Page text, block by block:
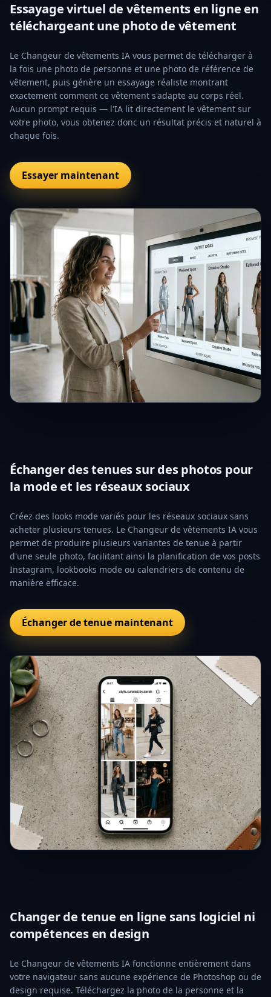
Essayage virtuel de vêtements en ligne en
téléchargeant une photo de vêtement
Le Changeur de vêtements IA vous permet de télécharger à
la fois une photo de personne et une photo de référence de
vêtement, puis génère un essayage réaliste montrant
exactement comment ce vêtement s'adapte au corps réel.
Aucun prompt requis — l'IA lit directement le vêtement sur
votre photo, vous obtenez donc un résultat précis et naturel à
chaque fois.
Essayer maintenant
Échanger des tenues sur des photos pour
la mode et les réseaux sociaux
Créez des looks mode variés pour les réseaux sociaux sans
acheter plusieurs tenues. Le Changeur de vêtements IA vous
permet de produire plusieurs variantes de tenue à partir
d'une seule photo, facilitant ainsi la planification de vos posts
Instagram, lookbooks mode ou calendriers de contenu de
manière efficace.
Échanger de tenue maintenant
Changer de tenue en ligne sans logiciel ni
compétences en design
Le Changeur de vêtements IA fonctionne entièrement dans
votre navigateur sans aucune expérience de Photoshop ou de
design requise. Téléchargez la photo de la personne et la